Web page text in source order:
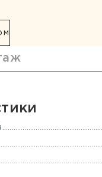
о товаре